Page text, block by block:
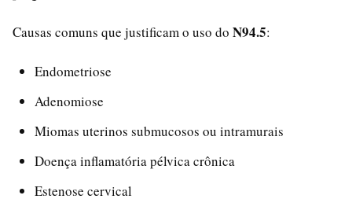
Causas comuns que justificam o uso do N94.5:
Endometriose
Adenomiose
Miomas uterinos submucosos ou intramurais
Doença inflamatória pélvica crônica
Estenose cervical